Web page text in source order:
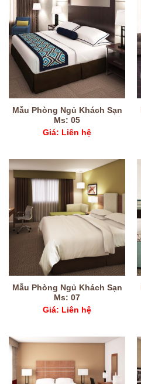
Mẫu Phòng Ngủ Khách Sạn
Ms: 05
Giá: Liên hệ
Mẫu Phòng Ngủ Khách Sạn
Ms: 07
Giá: Liên hệ